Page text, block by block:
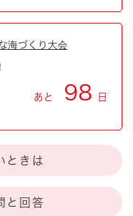
海づくり大会
あと 98 日
ときは
と回答